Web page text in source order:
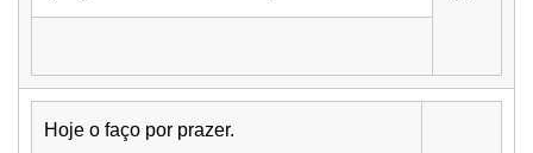
Hoje o faço por prazer.